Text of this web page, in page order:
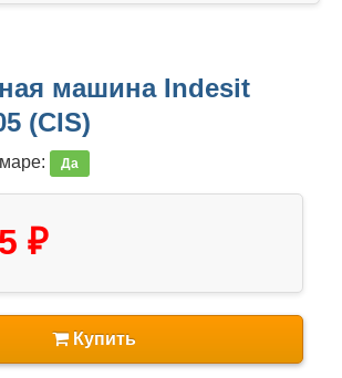
машина Indesit
(CIS)
Да
₽
Купить